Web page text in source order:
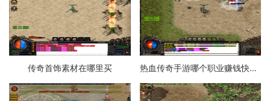
传奇首饰素材在哪里买 热血传奇手游哪个职业赚钱快一点